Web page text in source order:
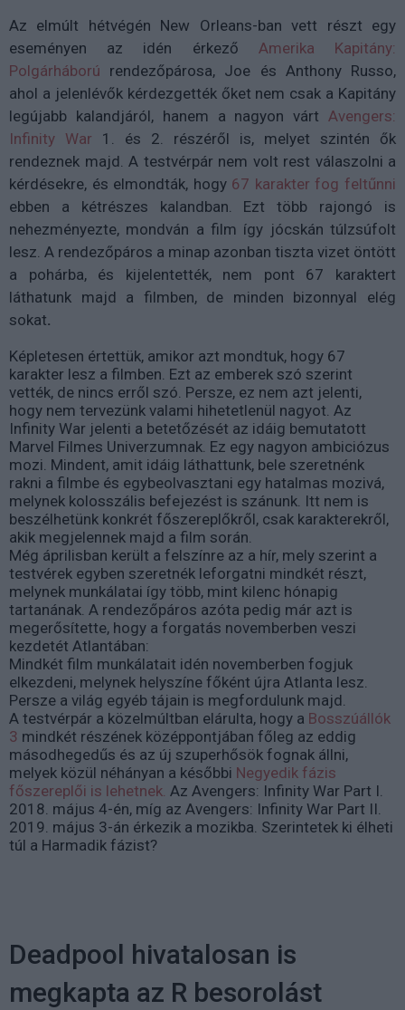
Az elmúlt hétvégén New Orleans-ban vett részt egy
eseményen az idén érkező Amerika Kapitány:
Polgárháború rendezőpárosa, Joe és Anthony Russo,
ahol a jelenlévők kérdezgették őket nem csak a Kapitány
legújabb kalandjáról, hanem a nagyon várt Avengers:
Infinity War 1. és 2. részéről is, melyet szintén ők
rendeznek majd. A testvérpár nem volt rest válaszolni a
kérdésekre, és elmondták, hogy 67 karakter fog feltűnni
ebben a kétrészes kalandban. Ezt több rajongó is
nehezményezte, mondván a film így jócskán túlzsúfolt
lesz. A rendezőpáros a minap azonban tiszta vizet öntött
a pohárba, és kijelentették, nem pont 67 karaktert
láthatunk majd a filmben, de minden bizonnyal elég
sokat.
Képletesen értettük, amikor azt mondtuk, hogy 67
karakter lesz a filmben. Ezt az emberek szó szerint
vették, de nincs erről szó. Persze, ez nem azt jelenti,
hogy nem tervezünk valami hihetetlenül nagyot. Az
Infinity War jelenti a betetőzését az idáig bemutatott
Marvel Filmes Univerzumnak. Ez egy nagyon ambiciózus
mozi. Mindent, amit idáig láthattunk, bele szeretnénk
rakni a filmbe és egybeolvasztani egy hatalmas mozivá,
melynek kolosszális befejezést is szánunk. Itt nem is
beszélhetünk konkrét főszereplőkről, csak karakterekről,
akik megjelennek majd a film során.
Még áprilisban került a felszínre az a hír, mely szerint a
testvérek egyben szeretnék leforgatni mindkét részt,
melynek munkálatai így több, mint kilenc hónapig
tartanának. A rendezőpáros azóta pedig már azt is
megerősítette, hogy a forgatás novemberben veszi
kezdetét Atlantában:
Mindkét film munkálatait idén novemberben fogjuk
elkezdeni, melynek helyszíne főként újra Atlanta lesz.
Persze a világ egyéb tájain is megfordulunk majd.
A testvérpár a közelmúltban elárulta, hogy a Bosszúállók
3 mindkét részének középpontjában főleg az eddig
másodhegedűs és az új szuperhősök fognak állni,
melyek közül néhányan a későbbi Negyedik fázis
főszereplői is lehetnek. Az Avengers: Infinity War Part I.
2018. május 4-én, míg az Avengers: Infinity War Part II.
2019. május 3-án érkezik a mozikba. Szerintetek ki élheti
túl a Harmadik fázist?
Deadpool hivatalosan is
megkapta az R besorolást